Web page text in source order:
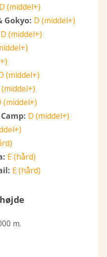
D (middel+)
Gokyo: D (middel+)
D (middel+)
(middel+)
(middel+)
(middel+)
D (middel+)
E (hård)
E (hård)
m.